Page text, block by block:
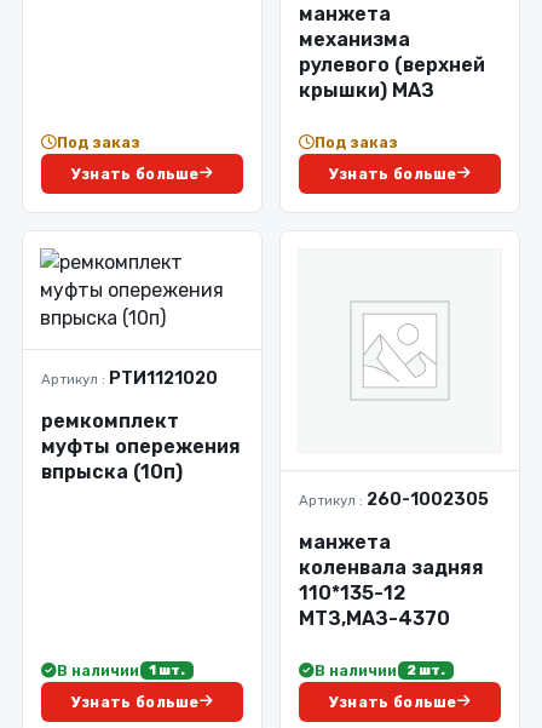
Под заказ
Узнать больше
манжета
механизма
рулевого (верхней
крышки) МАЗ
Под заказ
Узнать больше
Артикул : РТИ1121020
ремкомплект
муфты опережения
впрыска (10п)
В наличии 1 шт.
Узнать больше
Артикул : 260-1002305
манжета
коленвала задняя
110*135-12
МТЗ,МАЗ-4370
В наличии 2 шт.
Узнать больше